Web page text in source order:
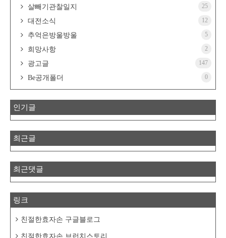
살빼기관찰일지 25
대전소식 12
추억은방울방울 5
희망사항 2
광고글 147
Be공개폴더 0
인기글
최근글
최근댓글
링크
친절한효자손 구글블로그
친절한효자손 브런치스토리